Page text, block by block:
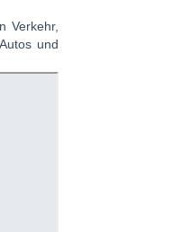
Verkehr,
und